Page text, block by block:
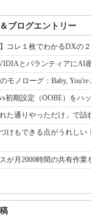
ブログエントリー
】コレ１枚でわかるDXの
とパランティアにAI
モノローグ：Baby, You're
初期設定（OOBE）を
れた通りやっただけ」で
けもできる点がうれし
が月2000時間の共有作